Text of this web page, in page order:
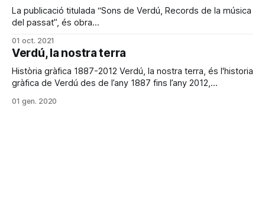
La publicació titulada “Sons de Verdú, Records de la música
del passat”, és obra
vida musical que ha tingut la vila des
de l’època romana fins a l’actual segle XXI. L’autor presenta
un viatge per la història
01 oct. 2021
Verdú, la nostra terra
Història gràfica 1887-2012 Verdú, la nostra terra, és l'historia
gràfica de Verdú des de l’any 1887 fins l’any 2012,
classificades en 450 pàgines que conformen una visió de
01 gen. 2020